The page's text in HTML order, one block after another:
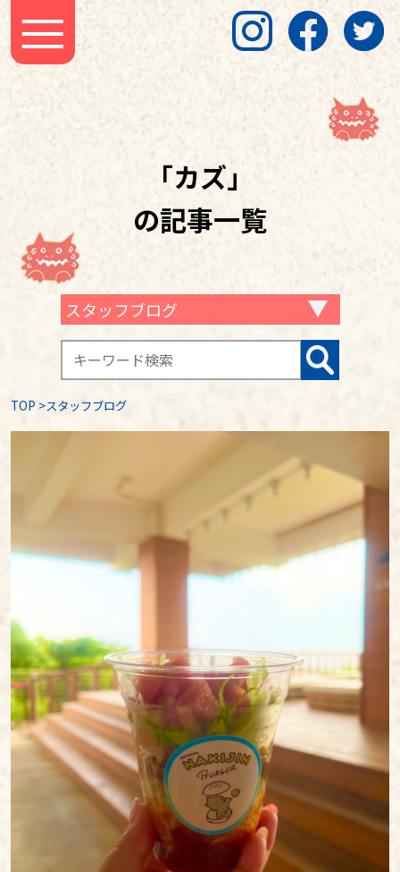
「カズ」
の記事一覧
スタッフブログ
TOP >スタッフブログ